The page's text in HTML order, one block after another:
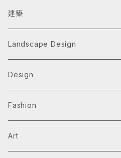
建築
Architecture Monographs
Alvar Aalto
Arne Jacobsen
History & Reference
Av Monographs
C3 magazine
Landscape Design
Design
Graphic
Logo
Products
Fashion
Art